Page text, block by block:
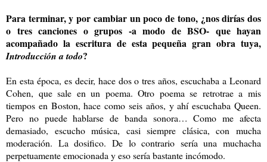
Para terminar, y por cambiar un poco de tono, ¿nos dirías dos
o tres canciones o grupos -a modo de BSO- que hayan
acompañado la escritura de esta pequeña gran obra tuya,
Introducción a todo?
En esta época, es decir, hace dos o tres años, escuchaba a Leonard
Cohen, que sale en un poema. Otro poema se retrotrae a mis
tiempos en Boston, hace como seis años, y ahí escuchaba Queen.
Pero no puede hablarse de banda sonora… Como me afecta
demasiado, escucho música, casi siempre clásica, con mucha
moderación. La dosifico. De lo contrario sería una muchacha
perpetuamente emocionada y eso sería bastante incómodo.